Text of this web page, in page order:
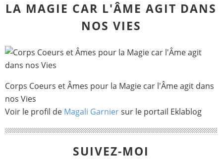
LA MAGIE CAR L'ÂME AGIT DANS
NOS VIES
Corps Coeurs et Âmes pour la Magie car l'Âme agit dans
nos Vies
Voir le profil de Magali Garniersur le portail Eklablog
SUIVEZ-MOI